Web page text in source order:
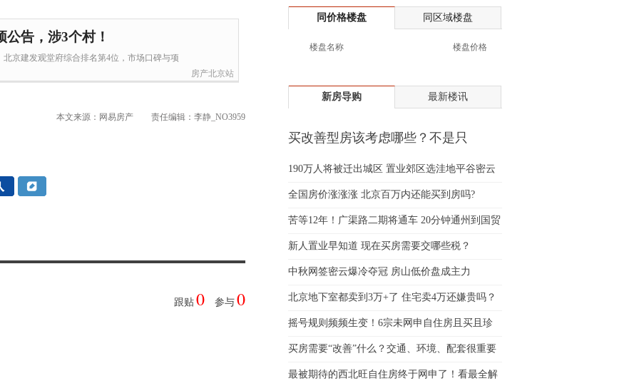
告，涉3个村！
京建发观堂府综合排名第4位，市场口碑与项
房产北京站
本文来源：网易房产 责任编辑：李静_NO3959
跟贴 0 参与 0
邓先生:138****8083
蒋女士:186****7681
陈先生:159****3332
周先生:138****8967
郑先生:136****9618
魏女士:138****0324
韩女士:158****2390
蔡女士:138****2322
吴小姐:139****6438
钱先生:139****7316
黄先生:138****7263
于女士:182****8478
同价格楼盘 同区域楼盘
楼盘名称 楼盘价格
新房导购 最新楼讯
买改善型房该考虑哪些？不是只
190万人将被迁出城区 置业郊区选洼地平谷密云
全国房价涨涨涨 北京百万内还能买到房吗?
苦等12年！广渠路二期将通车 20分钟通州到国贸
新人置业早知道 现在买房需要交哪些税？
中秋网签密云爆冷夺冠 房山低价盘成主力
北京地下室都卖到3万+了 住宅卖4万还嫌贵吗？
摇号规则频频生变！6宗未网申自住房且买且珍
惜
买房需要“改善”什么？交通、环境、配套很重要
最被期待的西北旺自住房终于网申了！看最全解